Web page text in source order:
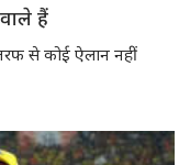
हैं
से कोई ऐलान नहीं